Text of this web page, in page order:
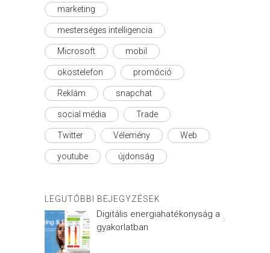
marketing
mesterséges intelligencia
Microsoft mobil
okostelefon promóció
Reklám snapchat
social média Trade
Twitter Vélemény Web
youtube újdonság
LEGUTÓBBI BEJEGYZÉSEK
Digitális energiahatékonyság a
gyakorlatban